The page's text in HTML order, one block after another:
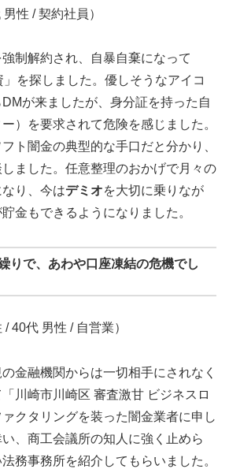
性 / 契約社員）
制解約され、自暴自棄になって
を探しました。優しそうなアイコ
が来ましたが、身分証を持った自
）を要求されて危険を感じました。
ト闇金の典型的な手口だと分かり、
ました。任意整理のおかげで月々の
り、今はデミオを大切に乗りなが
金もできるようになりました。
りで、あわや口座凍結の危機でし
/ 40代 男性 / 自営業）
金融機関からは一切相手にされなく
川崎市川崎区 審査激甘 ビジネスロ
クタリングを装った闇金業者に申し
、商工会議所の知人に強く止めら
務事務所を紹介してもらいました。